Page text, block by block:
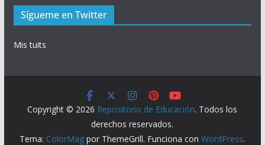
Sígueme en Twitter
Mis tuits
Copyright © 2026 Repositorio de Educación. Todos los
derechos reservados.
Tema: ColorMag por ThemeGrill. Funciona conWordPress.